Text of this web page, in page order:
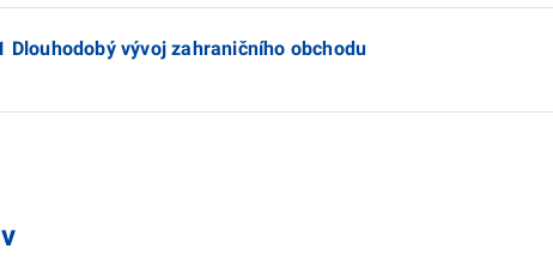
Dlouhodobý vývoj zahraničního obchodu